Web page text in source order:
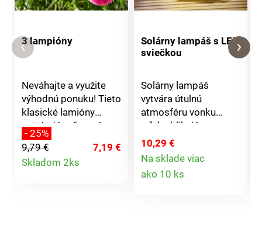
3 lampióny
Neváhajte a využite
výhodnú ponuku! Tieto
klasické lamióny
vytvárajú príjemnú
atmosféru pre každú
príležitosť - vo vnútri aj
vonku.
- 25%
9,79 €
7,19 €
Skladom 2ks
Detail
Solárny lampáš s LED
sviečkou
Solárny lampáš
vytvára útulnú
atmosféru vonku
vďaka blikajúcemu
plamienku LED
sviečky. Ideálne na
zavesenie na balkóny,
konáre alebo terasy.
10,29 €
Na sklade viac
ako 10 ks